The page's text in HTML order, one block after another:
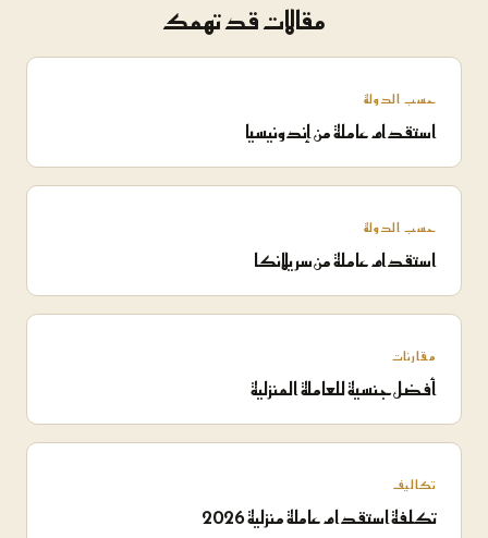
مقالات قد تهمك
حسب الدولة
استقدام عاملة من إندونيسيا
حسب الدولة
استقدام عاملة من سريلانكا
مقارنات
أفضل جنسية للعاملة المنزلية
تكاليف
تكلفة استقدام عاملة منزلية 2026